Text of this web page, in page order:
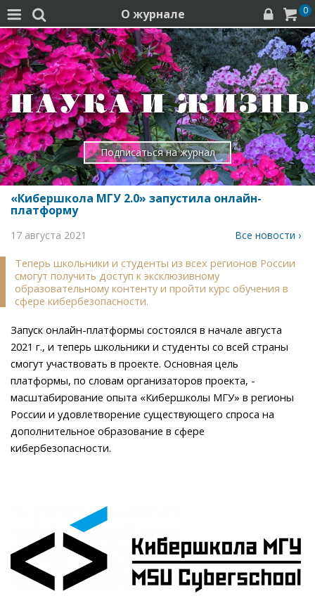
  О журнале   0
Подписаться на журнал
«Кибершкола МГУ 2.0» запустила онлайн-
платформу
17 августа 2021 Все новости ›
Теперь школьники и студенты из всех регионов России
смогут получить доступ к эксклюзивному
образовательному контенту и пройти курс обучения в
сфере кибербезопасности.
Запуск онлайн-платформы состоялся в начале августа
2021 г., и теперь школьники и студенты со всей страны
смогут участвовать в проекте. Основная цель
платформы, по словам организаторов проекта, -
масштабирование опыта «Кибершколы МГУ» в регионы
России и удовлетворение существующего спроса на
дополнительное образование в сфере
кибербезопасности.